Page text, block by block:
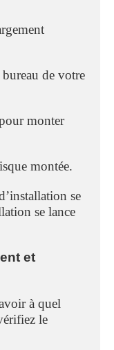
de votre
monter
montée.
se
se lance
et
à quel
le